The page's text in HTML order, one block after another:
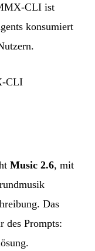
CLI ist
konsumiert
CLI
Music 2.6, mit
Das
des Prompts: